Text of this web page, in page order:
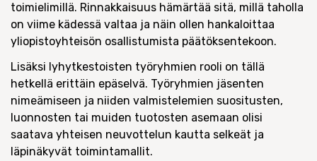
toimielimillä. Rinnakkaisuus hämärtää sitä, millä taholla
on viime kädessä valtaa ja näin ollen hankaloittaa
yliopistoyhteisön osallistumista päätöksentekoon.
Lisäksi lyhytkestoisten työryhmien rooli on tällä
hetkellä erittäin epäselvä. Työryhmien jäsenten
nimeämiseen ja niiden valmistelemien suositusten,
luonnosten tai muiden tuotosten asemaan olisi
saatava yhteisen neuvottelun kautta selkeät ja
läpinäkyvät toimintamallit.